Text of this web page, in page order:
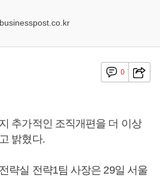
0
추가적인 조직개편을 더 이상
밝혔다.
략실 전략1팀 사장은 29일 서울